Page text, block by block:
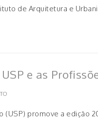
de Arquitetura e
e as
(USP) promove a edição